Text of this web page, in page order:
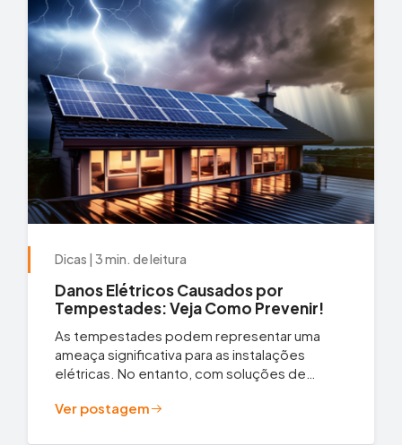
Dicas | 3 min. de leitura
Danos Elétricos Causados por
Tempestades: Veja Como Prevenir!
As tempestades podem representar uma
ameaça significativa para as instalações
elétricas. No entanto, com soluções de
Ver postagem